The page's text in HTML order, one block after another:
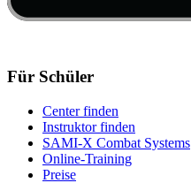
Für Schüler
Center finden
Instruktor finden
SAMI-X Combat Systems
Online-Training
Preise